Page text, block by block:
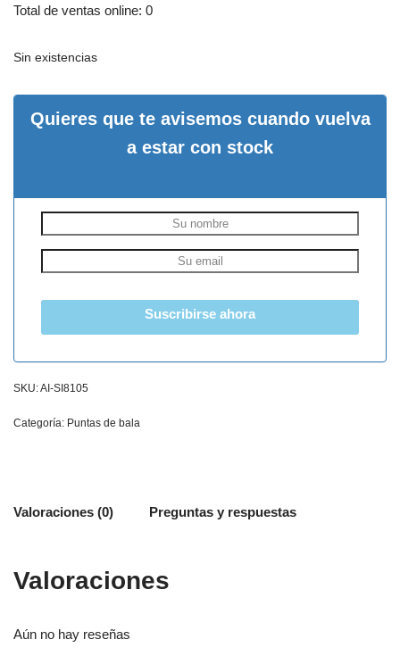
Total de ventas online: 0
Sin existencias
Quieres que te avisemos cuando vuelva
a estar con stock
Suscribirse ahora
SKU:AI-SI8105
Categoría: Puntas de bala
Valoraciones (0) Preguntas y respuestas
Valoraciones
Aún no hay reseñas